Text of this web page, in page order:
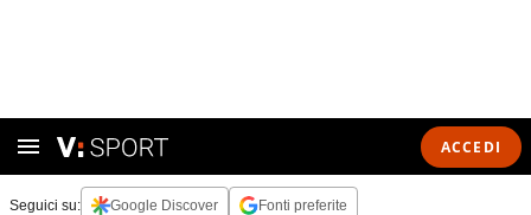
ACCEDI
Seguici su: Google Discover Fonti preferite